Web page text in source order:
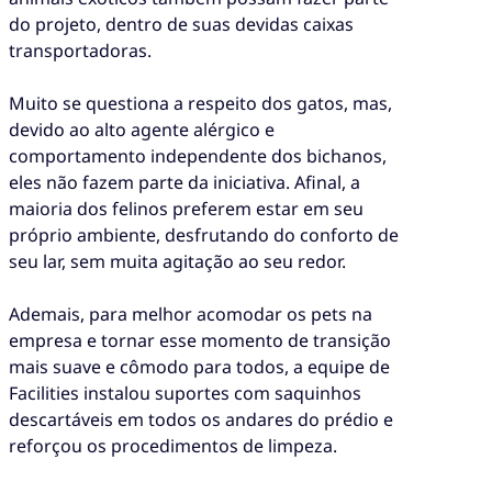
do projeto, dentro de suas devidas caixas
transportadoras.
Muito se questiona a respeito dos gatos, mas,
devido ao alto agente alérgico e
comportamento independente dos bichanos,
eles não fazem parte da iniciativa. Afinal, a
maioria dos felinos preferem estar em seu
próprio ambiente, desfrutando do conforto de
seu lar, sem muita agitação ao seu redor.
Ademais, para melhor acomodar os pets na
empresa e tornar esse momento de transição
mais suave e cômodo para todos, a equipe de
Facilities instalou suportes com saquinhos
descartáveis em todos os andares do prédio e
reforçou os procedimentos de limpeza.